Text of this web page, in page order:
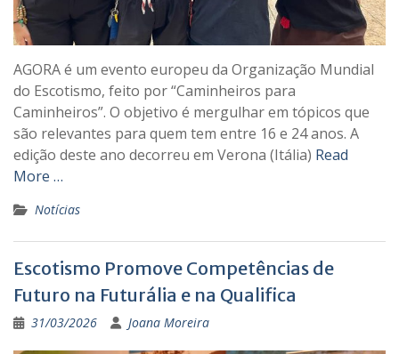
AGORA é um evento europeu da Organização Mundial
do Escotismo, feito por “Caminheiros para
Caminheiros”. O objetivo é mergulhar em tópicos que
são relevantes para quem tem entre 16 e 24 anos. A
edição deste ano decorreu em Verona (Itália) Read
More …
Notícias
Escotismo Promove Competências de
Futuro na Futurália e na Qualifica
31/03/2026 Joana Moreira